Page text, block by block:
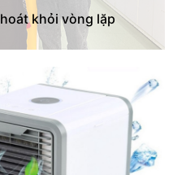
khỏi vòng lặp